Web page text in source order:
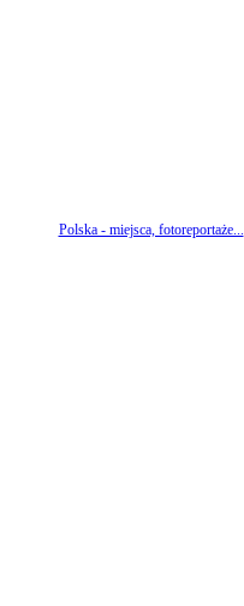
Polska - miejsca, fotoreportaże...